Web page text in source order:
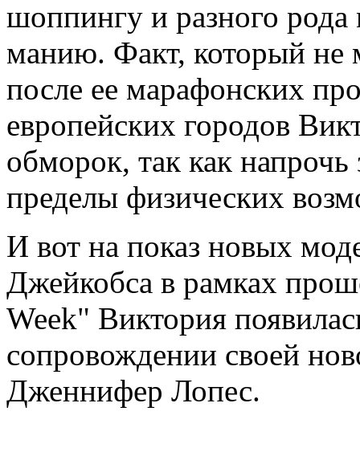
шоппингу и разного
манию. Факт, который не
после ее марафонских
европейских городов
обморок, так как
пределы физических
И вот на показ новых
Джейкобса в рамках
Week" Виктория
сопровождении своей
Дженнифер Лопес.